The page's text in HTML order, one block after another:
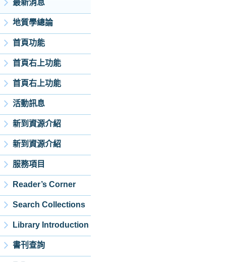
最新消息
地質學總論
首頁功能
首頁右上功能
首頁右上功能
活動訊息
新到資源介紹
新到資源介紹
服務項目
Reader’s Corner
Search Collections
Library Introduction
書刊查詢